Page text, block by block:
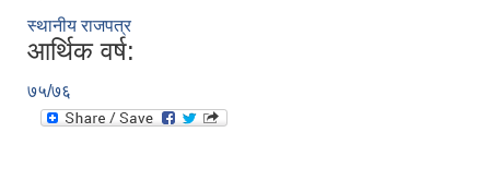
स्थानीय राजपत्र
आर्थिक वर्ष:
७५/७६